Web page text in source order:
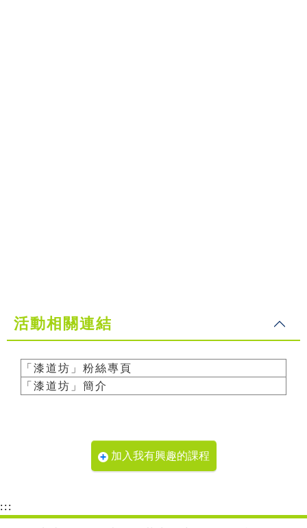
活動相關連結
「漆道坊」粉絲專頁
「漆道坊」簡介
加入我有興趣的課程
:::